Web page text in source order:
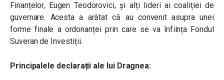
Finanțelor, Eugen Teodorovici, și alți lideri ai coaliției de
guvernare. Acesta a arătat că au convenit asupra unei
forme finale a ordonanței prin care se va înființa Fondul
Suveran de Investiții.
Principalele declarații ale lui Dragnea: